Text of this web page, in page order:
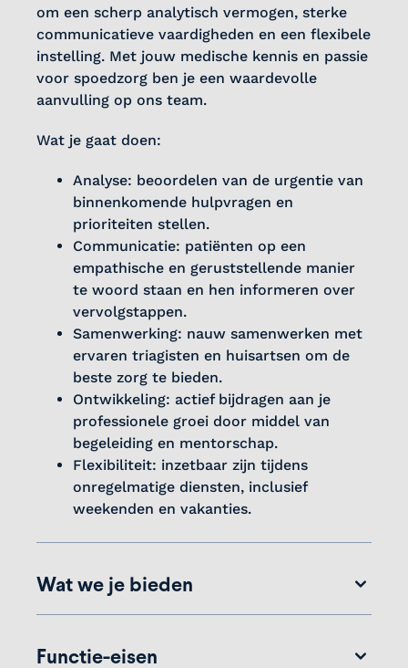
om een scherp analytisch vermogen, sterke
communicatieve vaardigheden en een flexibele
instelling. Met jouw medische kennis en passie
voor spoedzorg ben je een waardevolle
aanvulling op ons team.
Wat je gaat doen:
Analyse: beoordelen van de urgentie van
binnenkomende hulpvragen en
prioriteiten stellen.
Communicatie: patiënten op een
empathische en geruststellende manier
te woord staan en hen informeren over
vervolgstappen.
Samenwerking: nauw samenwerken met
ervaren triagisten en huisartsen om de
beste zorg te bieden.
Ontwikkeling: actief bijdragen aan je
professionele groei door middel van
begeleiding en mentorschap.
Flexibiliteit: inzetbaar zijn tijdens
onregelmatige diensten, inclusief
weekenden en vakanties.
Wat we je bieden
Bij ons krijg je de kans om jouw medische
doen in een flexibele en ondersteunende
Functie-eisen